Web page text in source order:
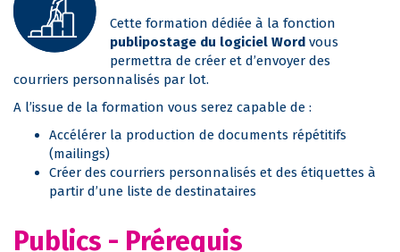
Cette formation dédiée à la fonction
publipostage du logiciel Word vous
permettra de créer et d’envoyer des
courriers personnalisés par lot.
A l’issue de la formation vous serez capable de :
Accélérer la production de documents répétitifs
(mailings)
Créer des courriers personnalisés et des étiquettes à
partir d’une liste de destinataires
Publics - Prérequis